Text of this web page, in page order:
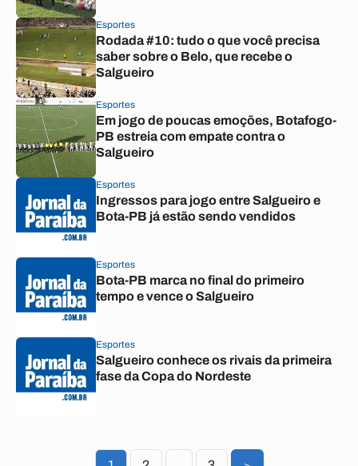
Esportes
Rodada #10: tudo o que você precisa
saber sobre o Belo, que recebe o
Salgueiro
Esportes
Em jogo de poucas emoções, Botafogo-
PB estreia com empate contra o
Salgueiro
Esportes
Ingressos para jogo entre Salgueiro e
Bota-PB já estão sendo vendidos
Esportes
Bota-PB marca no final do primeiro
tempo e vence o Salgueiro
Esportes
Salgueiro conhece os rivais da primeira
fase da Copa do Nordeste